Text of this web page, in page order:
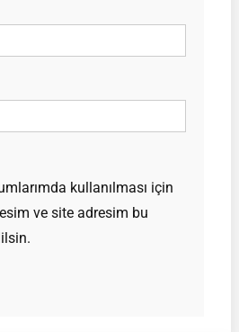
kullanılması için
ve site adresim bu